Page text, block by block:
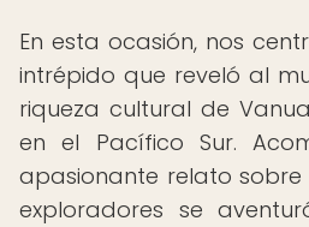
En esta ocasión, nos
intrépido que reveló al
riqueza cultural de
en el Pacífico Sur.
apasionante relato
exploradores se